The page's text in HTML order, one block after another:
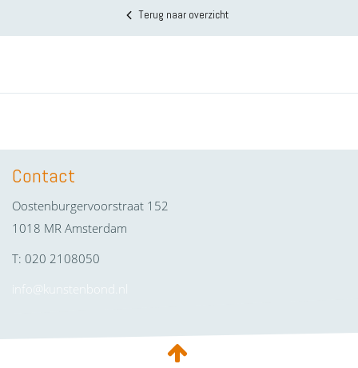
Terug naar overzicht
Contact
Oostenburgervoorstraat 152
1018 MR Amsterdam
T: 020 2108050
info@kunstenbond.nl